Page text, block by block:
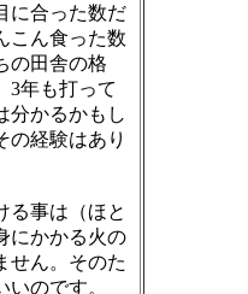
に合った数だ
こん食った数
の田舎の格
3年も打って
分かるかもし
の経験はあり
る事は（ほと
にかかる火の
せん。そのた
のです。